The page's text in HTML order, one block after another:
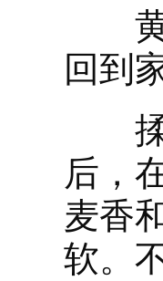
黄
回到
揉
后，
麦香
软。